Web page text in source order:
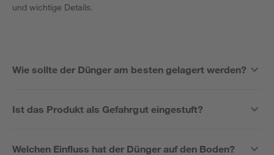
und wichtige Details.
Wie sollte der Dünger am besten gelagert werden?
Ist das Produkt als Gefahrgut eingestuft?
Welchen Einfluss hat der Dünger auf den Boden?